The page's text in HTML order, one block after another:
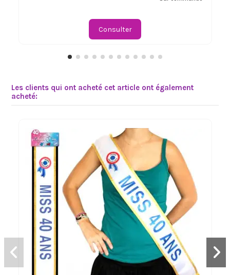
Consulter
Les clients qui ont acheté cet article ont également
acheté: